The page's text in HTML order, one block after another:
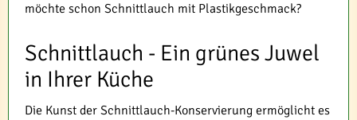
möchte schon Schnittlauch mit Plastikgeschmack?
Schnittlauch - Ein grünes Juwel
in Ihrer Küche
Die Kunst der Schnittlauch-Konservierung ermöglicht es